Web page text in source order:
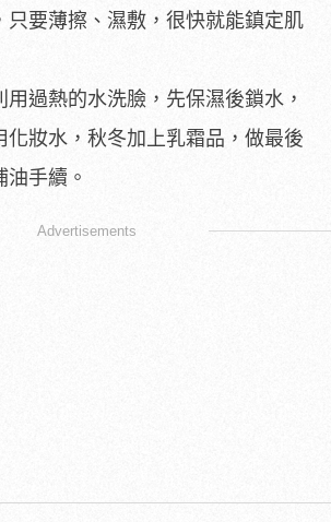
只要薄擦、濕敷，很快就能鎮定肌
用過熱的水洗臉，先保濕後鎖水，
化妝水，秋冬加上乳霜品，做最後
手續。
Advertisements